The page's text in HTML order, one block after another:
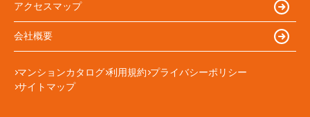
アクセスマップ
会社概要
マンションカタログ 利用規約 プライバシーポリシー
サイトマップ